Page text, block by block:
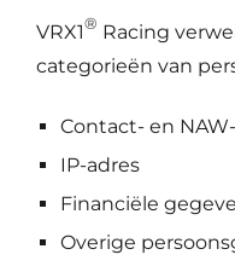
VRX1® Racing
categorieën van
Contact- en
IP-adres
Financiële
Overige